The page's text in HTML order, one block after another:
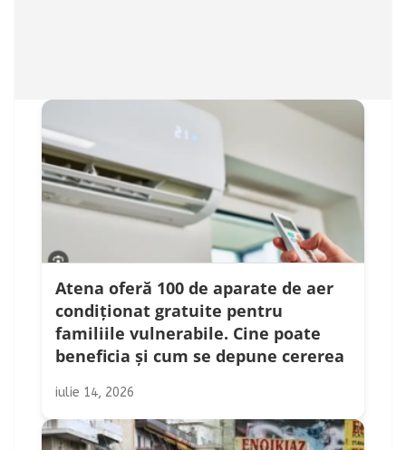
Atena oferă 100 de aparate de aer
condiționat gratuite pentru
familiile vulnerabile. Cine poate
beneficia și cum se depune cererea
iulie 14, 2026